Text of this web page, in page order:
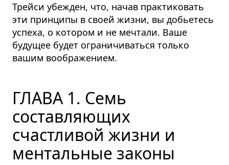
Трейси убежден, что, начав практиковать
эти принципы в своей жизни, вы добьетесь
успеха, о котором и не мечтали. Ваше
будущее будет ограничиваться только
вашим воображением.
ГЛАВА 1. Семь
составляющих
счастливой жизни и
ментальные законы